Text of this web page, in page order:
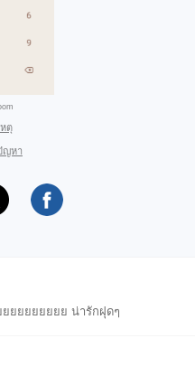
ตุ
ญหา
ยยยยยยยย น่ารักฝุดๆ